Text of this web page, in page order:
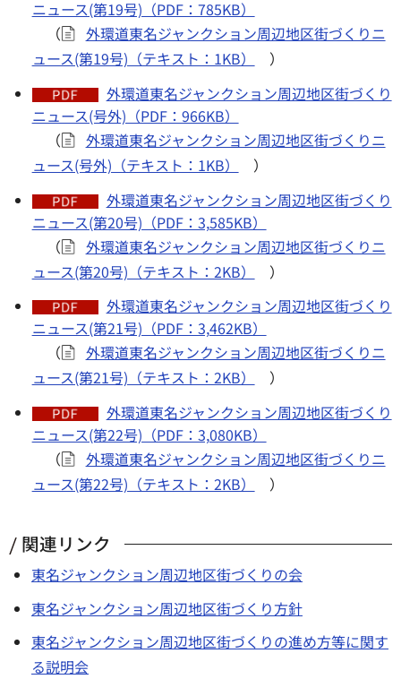
ニュース(第19号)（PDF：785KB）
（
外環道東名ジャンクション周辺地区街づくりニ
ュース(第19号)（テキスト：1KB）
）
外環道東名ジャンクション周辺地区街づくり
ニュース(号外)（PDF：966KB）
（
外環道東名ジャンクション周辺地区街づくりニ
ュース(号外)（テキスト：1KB）
）
外環道東名ジャンクション周辺地区街づくり
ニュース(第20号)（PDF：3,585KB）
（
外環道東名ジャンクション周辺地区街づくりニ
ュース(第20号)（テキスト：2KB）
）
外環道東名ジャンクション周辺地区街づくり
ニュース(第21号)（PDF：3,462KB）
（
外環道東名ジャンクション周辺地区街づくりニ
ュース(第21号)（テキスト：2KB）
）
外環道東名ジャンクション周辺地区街づくり
ニュース(第22号)（PDF：3,080KB）
（
外環道東名ジャンクション周辺地区街づくりニ
ュース(第22号)（テキスト：2KB）
）
関連リンク
東名ジャンクション周辺地区街づくりの会
東名ジャンクション周辺地区街づくり方針
東名ジャンクション周辺地区街づくりの進め方等に関す
る説明会